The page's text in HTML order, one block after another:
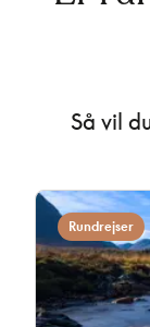
Så vil
Rundrejser